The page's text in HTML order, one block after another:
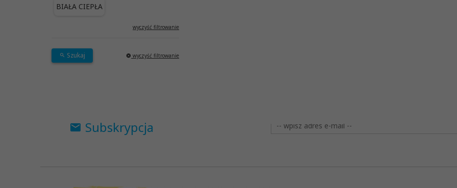
BIAŁA CIEPŁA
wyczyść filtrowanie
Szukaj wyczyść filtrowanie
Subskrypcja